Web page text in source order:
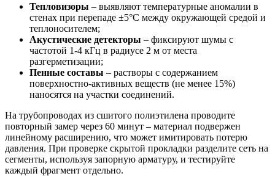
Тепловизоры – выявляют температурные аномалии в
стенах при перепаде ±5°C между окружающей средой и
теплоносителем;
Акустические детекторы – фиксируют шумы с
частотой 1-4 кГц в радиусе 2 м от места
разгерметизации;
Пенные составы – растворы с содержанием
поверхностно-активных веществ (не менее 15%)
наносятся на участки соединений.
На трубопроводах из сшитого полиэтилена проводите
повторный замер через 60 минут – материал подвержен
линейному расширению, что может имитировать потерю
давления. При проверке скрытой прокладки разделите сеть на
сегменты, используя запорную арматуру, и тестируйте
каждый фрагмент отдельно.